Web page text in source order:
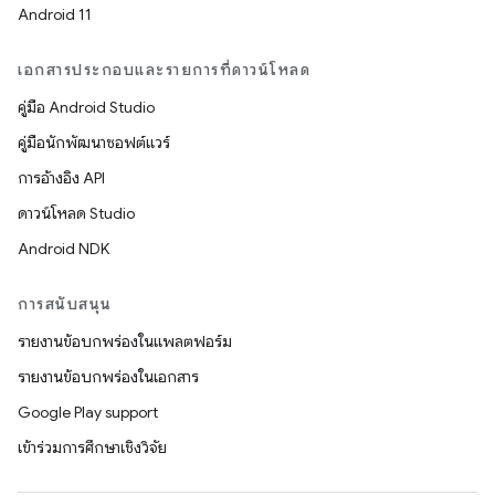
Android 11
เอกสารประกอบและรายการที่ดาวน์โหลด
คู่มือ Android Studio
คู่มือนักพัฒนาซอฟต์แวร์
การอ้างอิง API
ดาวน์โหลด Studio
Android NDK
การสนับสนุน
รายงานข้อบกพร่องในแพลตฟอร์ม
รายงานข้อบกพร่องในเอกสาร
Google Play support
เข้าร่วมการศึกษาเชิงวิจัย